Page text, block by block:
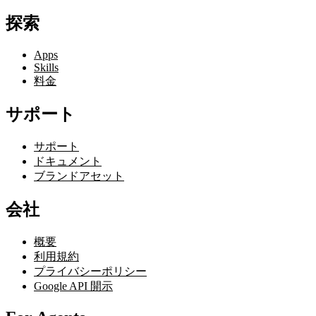
探索
Apps
Skills
料金
サポート
サポート
ドキュメント
ブランドアセット
会社
概要
利用規約
プライバシーポリシー
Google API 開示